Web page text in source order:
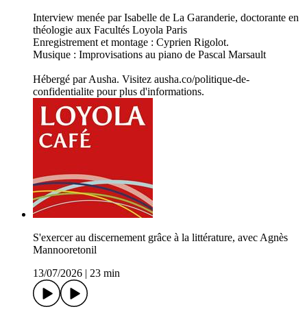
Interview menée par Isabelle de La Garanderie, doctorante en
théologie aux Facultés Loyola Paris
Enregistrement et montage : Cyprien Rigolot.
Musique : Improvisations au piano de Pascal Marsault
Hébergé par Ausha. Visitez ausha.co/politique-de-
confidentialite pour plus d'informations.
S'exercer au discernement grâce à la littérature, avec Agnès
Mannooretonil
13/07/2026
23 min